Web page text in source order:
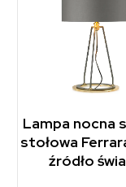
Lampa nocna
stołowa
źródło